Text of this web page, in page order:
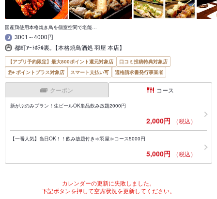
国産鶏使用本格焼き鳥を個室空間で堪能…
3001～4000円
都町ｱｰﾄﾎﾃﾙ裏｡【本格焼鳥酒処 羽屋 本店】
【アプリ予約限定】最大800ポイント還元対象店
口コミ投稿特典対象店
ポイントプラス対象店
スマート支払い可 適格請求書発行事業者
クーポン コース
新がぶのみプラン！生ビールOK単品飲み放題2000円
2,000円 （税込）
【一番人気】当日OK！！飲み放題付き≪羽屋≫コース5000円
5,000円 （税込）
カレンダーの更新に失敗しました。
下記ボタンを押して空席状況を更新してください。